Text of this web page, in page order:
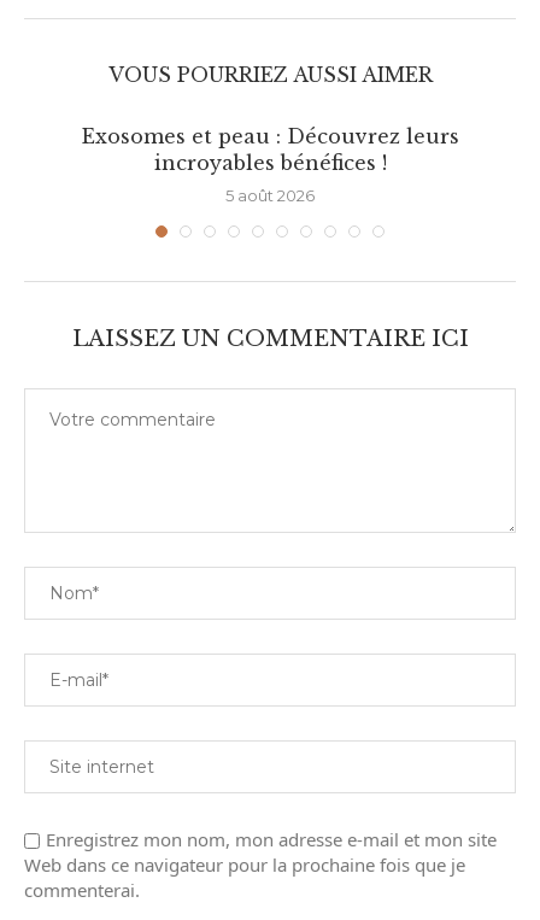
VOUS POURRIEZ AUSSI AIMER
Exosomes et peau : Découvrez leurs
incroyables bénéfices !
5 août 2026
LAISSEZ UN COMMENTAIRE ICI
Enregistrez mon nom, mon adresse e-mail et mon site
Web dans ce navigateur pour la prochaine fois que je
commenterai.